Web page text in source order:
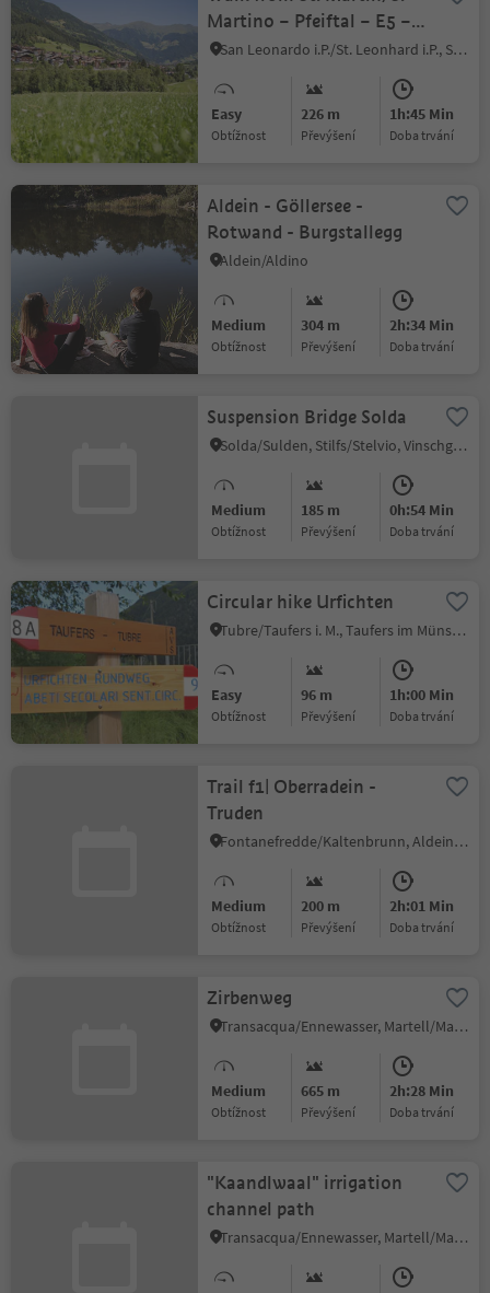
Martino – Pfeiftal – E5 –
St. Leonhard/S. Leonardo
San Leonardo i.P./St. Leonhard i.P., St.Leonhard in Passeier/San Leonardo in Passiria, Meran/Merano and environs
Easy
Obtížnost
226 m
Převýšení
1h:45 Min
doba trvání
Aldein - Göllersee -
Rotwand - Burgstallegg
Aldein/Aldino
Medium
Obtížnost
304 m
Převýšení
2h:34 Min
doba trvání
Suspension Bridge Solda
Solda/Sulden, Stilfs/Stelvio, Vinschgau/Val Venosta
Medium
Obtížnost
185 m
Převýšení
0h:54 Min
doba trvání
Circular hike Urfichten
Tubre/Taufers i. M., Taufers im Münstertal/Tubre, Vinschgau/Val Venosta
Easy
Obtížnost
96 m
Převýšení
1h:00 Min
doba trvání
Trail f1| Oberradein -
Truden
Fontanefredde/Kaltenbrunn, Aldein/Aldino
Medium
Obtížnost
200 m
Převýšení
2h:01 Min
doba trvání
Zirbenweg
Transacqua/Ennewasser, Martell/Martello, Vinschgau/Val Venosta
Medium
Obtížnost
665 m
Převýšení
2h:28 Min
doba trvání
"Kaandlwaal" irrigation
channel path
Transacqua/Ennewasser, Martell/Martello, Vinschgau/Val Venosta